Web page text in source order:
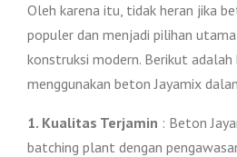
Oleh karena itu, tidak heran jika
populer dan menjadi pilihan
konstruksi modern. Berikut adalah
menggunakan beton Jayamix
1. Kualitas Terjamin : Beton
batching plant dengan